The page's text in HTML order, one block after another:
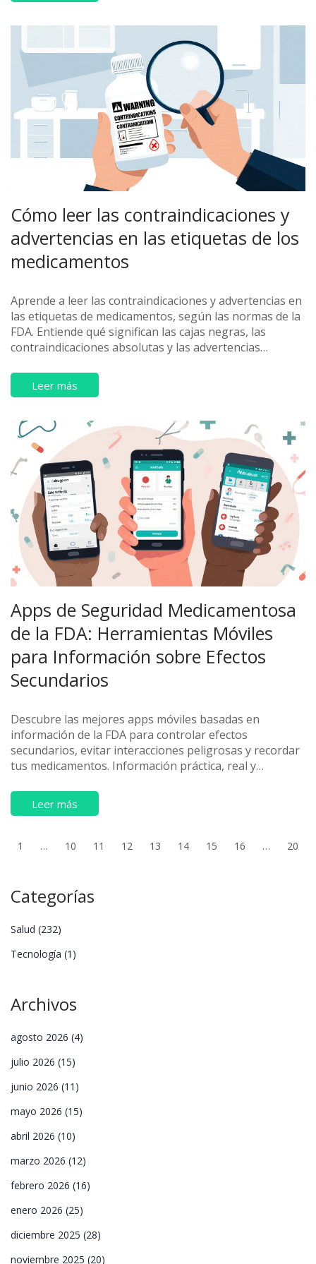
Cómo leer las contraindicaciones y
advertencias en las etiquetas de los
medicamentos
Aprende a leer las contraindicaciones y advertencias en
las etiquetas de medicamentos, según las normas de la
FDA. Entiende qué significan las cajas negras, las
contraindicaciones absolutas y las advertencias
medicamentos.
Leer más
Apps de Seguridad Medicamentosa
de la FDA: Herramientas Móviles
para Información sobre Efectos
Secundarios
Descubre las mejores apps móviles basadas en
información de la FDA para controlar efectos
secundarios, evitar interacciones peligrosas y recordar
tus medicamentos. Información práctica, real y
Leer más
1 … 10 11 12 13 14 15 16 … 20
Categorías
Salud (232)
Tecnología (1)
Archivos
agosto 2026 (4)
julio 2026 (15)
junio 2026 (11)
mayo 2026 (15)
abril 2026 (10)
marzo 2026 (12)
febrero 2026 (16)
enero 2026 (25)
diciembre 2025 (28)
noviembre 2025 (20)